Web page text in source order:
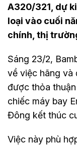
A320/321, dự
loại vào cuối
chính, thị
Sáng 23/2,
về việc hãng và
được thỏa
chiếc máy bay
Đông kết thúc
Việc này phù